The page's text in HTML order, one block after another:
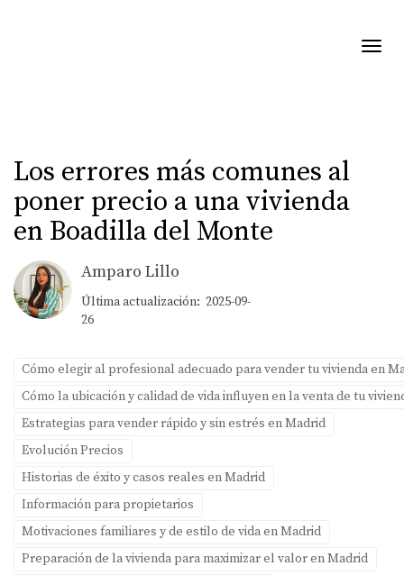
Los errores más comunes al
poner precio a una vivienda
en Boadilla del Monte
Amparo Lillo
Última actualización: 2025-09-
26
Cómo elegir al profesional adecuado para vender tu vivienda en
Cómo la ubicación y calidad de vida influyen en la venta de tu
Estrategias para vender rápido y sin estrés en Madrid
Evolución Precios
Historias de éxito y casos reales en Madrid
Información para propietarios
Motivaciones familiares y de estilo de vida en Madrid
Preparación de la vivienda para maximizar el valor en Madrid